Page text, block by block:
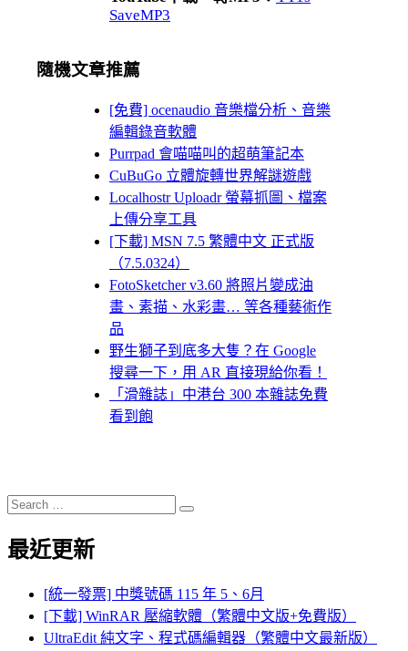
SaveMP3
隨機文章推薦
[免費] ocenaudio 音樂檔分析、音樂
編輯錄音軟體
Purrpad 會喵喵叫的超萌筆記本
CuBuGo 立體旋轉世界解謎遊戲
Localhostr Uploadr 螢幕抓圖、檔案
上傳分享工具
[下載] MSN 7.5 繁體中文 正式版
（7.5.0324）
FotoSketcher v3.60 將照片變成油
畫、素描、水彩畫… 等各種藝術作
品
野生獅子到底多大隻？在 Google
搜尋一下，用 AR 直接現給你看！
「滑雜誌」中港台 300 本雜誌免費
看到飽
Search
for:
Search
最近更新
[統一發票] 中獎號碼 115 年 5、6月
[下載] WinRAR 壓縮軟體（繁體中文版+免費版）
UltraEdit 純文字、程式碼編輯器（繁體中文最新版）